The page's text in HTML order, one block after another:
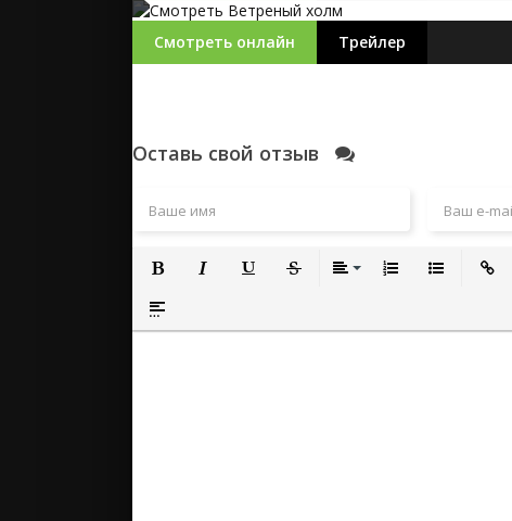
Смотреть онлайн Трейлер
Оставь свой отзыв
Полужирный
Вставка спойлера